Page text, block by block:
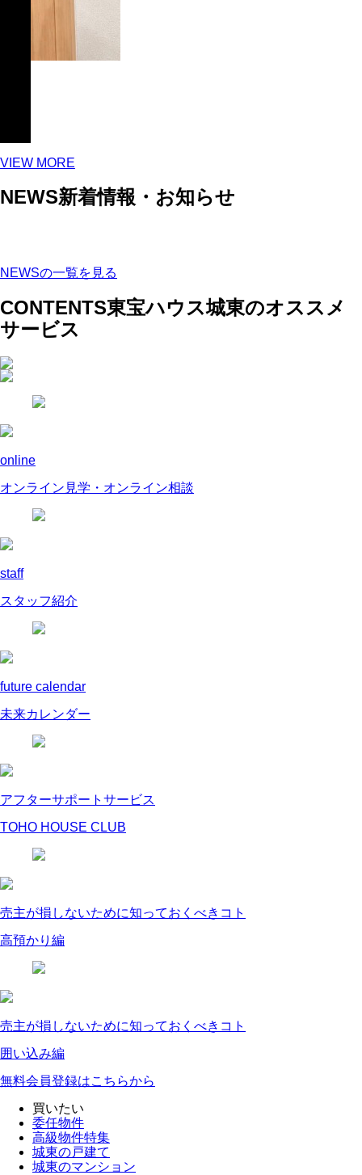
VIEW MORE
NEWS新着情報・お知らせ
NEWSの一覧を見る
CONTENTS東宝ハウス城東のオススメ
サービス
online
オンライン見学・オンライン相談
staff
スタッフ紹介
future calendar
未来カレンダー
アフターサポートサービス
TOHO HOUSE CLUB
売主が損しないために知っておくべきコト
高預かり編
売主が損しないために知っておくべきコト
囲い込み編
無料会員登録はこちらから
買いたい
委任物件
高級物件特集
城東の戸建て
城東のマンション